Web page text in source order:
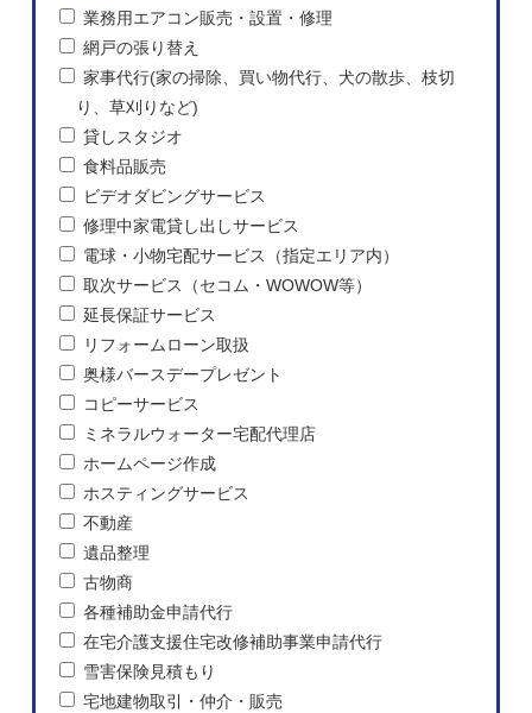
業務用エアコン販売・設置・修理
網戸の張り替え
家事代行(家の掃除、買い物代行、犬の散歩、枝切
り、草刈りなど)
貸しスタジオ
食料品販売
ビデオダビングサービス
修理中家電貸し出しサービス
電球・小物宅配サービス（指定エリア内）
取次サービス（セコム・WOWOW等）
延長保証サービス
リフォームローン取扱
奥様バースデープレゼント
コピーサービス
ミネラルウォーター宅配代理店
ホームページ作成
ホスティングサービス
不動産
遺品整理
古物商
各種補助金申請代行
在宅介護支援住宅改修補助事業申請代行
雪害保険見積もり
宅地建物取引・仲介・販売